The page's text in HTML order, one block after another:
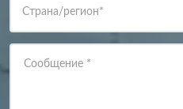
Страна/регион*
Сообщение *